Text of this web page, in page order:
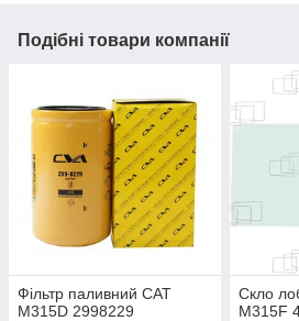
Подібні товари компанії
Фільтр паливний CAT
M315D 2998229
Скло
M315F